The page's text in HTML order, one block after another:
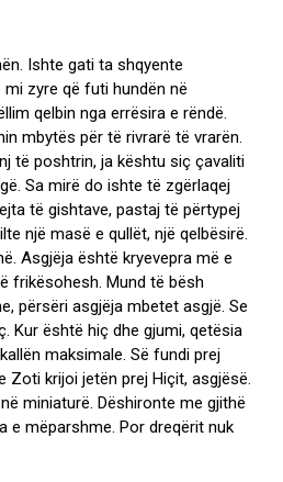
Ishte gati ta shqyente
zyre që futi hundën në
qelbin nga errësira e rëndë.
mbytës për të rivrarë të vrarën.
të poshtrin, ja kështu siç çavaliti
Sa mirë do ishte të zgërlaqej
të gishtave, pastaj të përtypej
një masë e qullët, një qelbësirë.
Asgjëja është kryevepra më e
frikësohesh. Mund të bësh
përsëri asgjëja mbetet asgjë. Se
Kur është hiç dhe gjumi, qetësia
maksimale. Së fundi prej
Zoti krijoi jetën prej Hiçit, asgjësë.
miniaturë. Dëshironte me gjithë
e mëparshme. Por dreqërit nuk